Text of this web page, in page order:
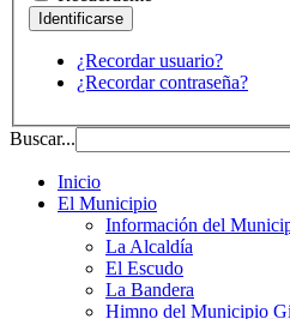
¿Recordar usuario?
¿Recordar contraseña?
Buscar...
Inicio
El Municipio
Información del
La Alcaldía
El Escudo
La Bandera
Himno del Municipio